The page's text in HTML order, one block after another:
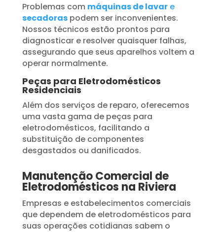
Problemas com máquinas de lavare
secadoraspodem ser inconvenientes.
Nossos técnicos estão prontos para
diagnosticar e resolver quaisquer falhas,
assegurando que seus aparelhos voltem a
operar normalmente.
Peças para Eletrodomésticos
Residenciais
Além dos serviços de reparo, oferecemos
uma vasta gama de peças para
eletrodomésticos, facilitando a
substituição de componentes
desgastados ou danificados.
Manutenção Comercial de
Eletrodomésticos na Riviera
Empresas e estabelecimentos comerciais
que dependem de eletrodomésticos para
suas operações cotidianas sabem o